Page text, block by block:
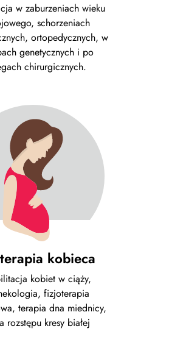
w zaburzeniach wieku
schorzeniach
ortopedycznych, w
genetycznych i po
chirurgicznych.
kobieca
kobiet w ciąży,
fizjoterapia
terapia dna miednicy,
rozstępu kresy białej